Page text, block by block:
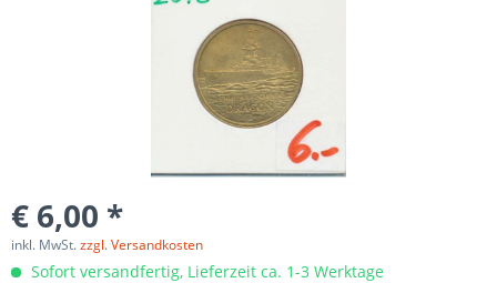
€ 6,00 *
inkl. MwSt.zzgl. Versandkosten
Sofort versandfertig, Lieferzeit ca. 1-3 Werktage